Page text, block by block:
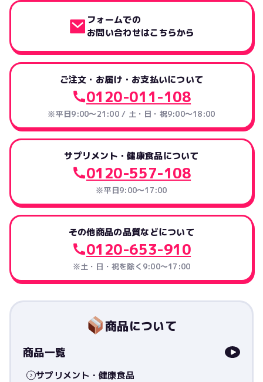
フォームでの
お問い合わせはこちらから
ご注文・お届け・お支払いについて
0120-011-108
※平日9:00～21:00 / 土・日・祝9:00～18:00
サプリメント・健康食品について
0120-557-108
※平日9:00～17:00
その他商品の品質などについて
0120-653-910
※土・日・祝を除く9:00〜17:00
商品について
商品一覧
サプリメント・健康食品